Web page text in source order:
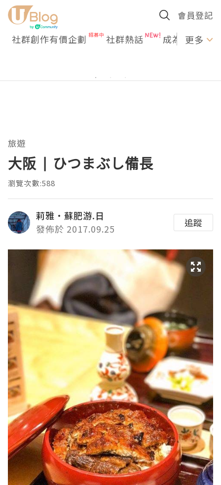
會員登記
社群創作有價企劃 社群熱話 成為U更多
旅遊
大阪 | ひつまぶし備長
瀏覽次數:588
莉雅·蘇肥游.日
發佈於 2017.09.25
追蹤